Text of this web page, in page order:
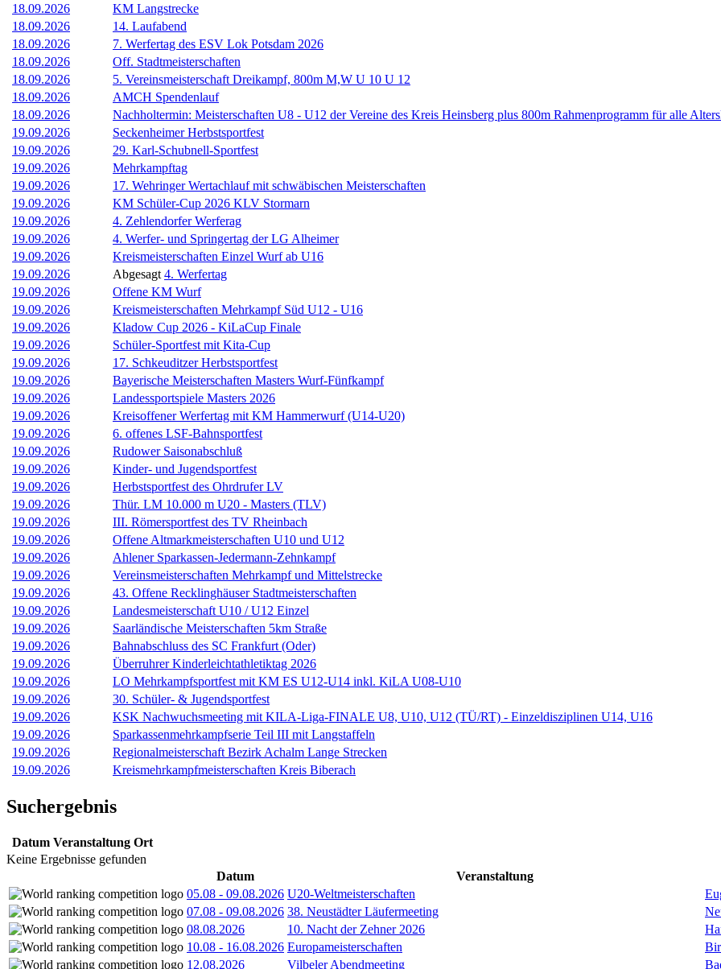
18.09.2026
KM Langstrecke
18.09.2026
14. Laufabend
18.09.2026
7. Werfertag des ESV Lok Potsdam 2026
18.09.2026
Off. Stadtmeisterschaften
18.09.2026
5. Vereinsmeisterschaft Dreikampf, 800m M,W U 10 U 12
18.09.2026
AMCH Spendenlauf
18.09.2026
Nachholtermin: Meisterschaften U8 - U12 der Vereine des Kreis Heinsberg plus 800m Rahmenprogramm für alle
19.09.2026
Seckenheimer Herbstsportfest
19.09.2026
29. Karl-Schubnell-Sportfest
19.09.2026
Mehrkampftag
19.09.2026
17. Wehringer Wertachlauf mit schwäbischen Meisterschaften
19.09.2026
KM Schüler-Cup 2026 KLV Stormarn
19.09.2026
4. Zehlendorfer Werferag
19.09.2026
4. Werfer- und Springertag der LG Alheimer
19.09.2026
Kreismeisterschaften Einzel Wurf ab U16
19.09.2026
Abgesagt 4. Werfertag
19.09.2026
Offene KM Wurf
19.09.2026
Kreismeisterschaften Mehrkampf Süd U12 - U16
19.09.2026
Kladow Cup 2026 - KiLaCup Finale
19.09.2026
Schüler-Sportfest mit Kita-Cup
19.09.2026
17. Schkeuditzer Herbstsportfest
19.09.2026
Bayerische Meisterschaften Masters Wurf-Fünfkampf
19.09.2026
Landessportspiele Masters 2026
19.09.2026
Kreisoffener Werfertag mit KM Hammerwurf (U14-U20)
19.09.2026
6. offenes LSF-Bahnsportfest
19.09.2026
Rudower Saisonabschluß
19.09.2026
Kinder- und Jugendsportfest
19.09.2026
Herbstsportfest des Ohrdrufer LV
19.09.2026
Thür. LM 10.000 m U20 - Masters (TLV)
19.09.2026
III. Römersportfest des TV Rheinbach
19.09.2026
Offene Altmarkmeisterschaften U10 und U12
19.09.2026
Ahlener Sparkassen-Jedermann-Zehnkampf
19.09.2026
Vereinsmeisterschaften Mehrkampf und Mittelstrecke
19.09.2026
43. Offene Recklinghäuser Stadtmeisterschaften
19.09.2026
Landesmeisterschaft U10 / U12 Einzel
19.09.2026
Saarländische Meisterschaften 5km Straße
19.09.2026
Bahnabschluss des SC Frankfurt (Oder)
19.09.2026
Überruhrer Kinderleichtathletiktag 2026
19.09.2026
LO Mehrkampfsportfest mit KM ES U12-U14 inkl. KiLA U08-U10
19.09.2026
30. Schüler- & Jugendsportfest
19.09.2026
KSK Nachwuchsmeeting mit KILA-Liga-FINALE U8, U10, U12 (TÜ/RT) - Einzeldisziplinen U14, U16
19.09.2026
Sparkassenmehrkampfserie Teil III mit Langstaffeln
19.09.2026
Regionalmeisterschaft Bezirk Achalm Lange Strecken
19.09.2026
Kreismehrkampfmeisterschaften Kreis Biberach
Suchergebnis
Datum Veranstaltung Ort
Keine Ergebnisse gefunden
Datum
Veranstaltung
05.08 - 09.08.2026 U20-Weltmeisterschaften
07.08 - 09.08.2026 38. Neustädter Läufermeeting
08.08.2026
10. Nacht der Zehner 2026
10.08 - 16.08.2026 Europameisterschaften
12.08.2026
Vilbeler Abendmeeting